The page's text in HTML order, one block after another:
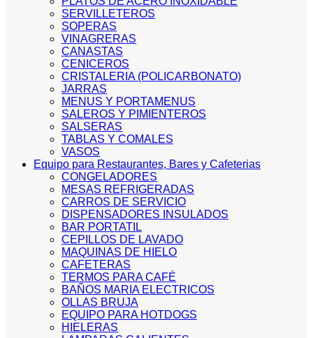
SERVILLETEROS
SOPERAS
VINAGRERAS
CANASTAS
CENICEROS
CRISTALERIA (POLICARBONATO)
JARRAS
MENUS Y PORTAMENUS
SALEROS Y PIMIENTEROS
SALSERAS
TABLAS Y COMALES
VASOS
Equipo para Restaurantes, Bares y Cafeterias
CONGELADORES
MESAS REFRIGERADAS
CARROS DE SERVICIO
DISPENSADORES INSULADOS
BAR PORTATIL
CEPILLOS DE LAVADO
MAQUINAS DE HIELO
CAFETERAS
TERMOS PARA CAFÉ
BAÑOS MARIA ELECTRICOS
OLLAS BRUJA
EQUIPO PARA HOTDOGS
HIELERAS